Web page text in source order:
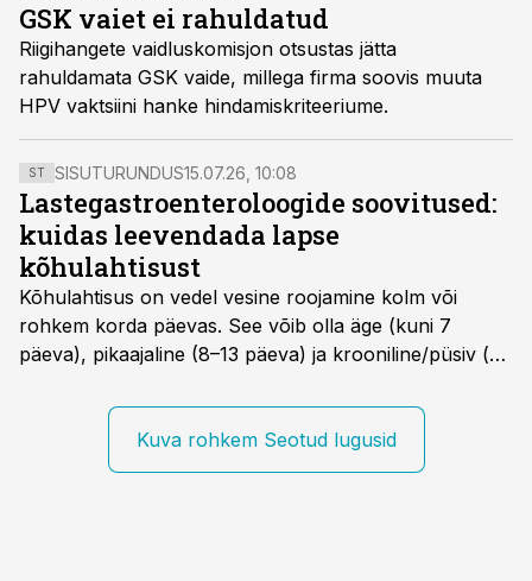
GSK vaiet ei rahuldatud
Riigihangete vaidluskomisjon otsustas jätta
rahuldamata GSK vaide, millega firma soovis muuta
HPV vaktsiini hanke hindamiskriteeriume.
ST SISUTURUNDUS15.07.26, 10:08
Lastegastroenteroloogide soovitused:
kuidas leevendada lapse
kõhulahtisust
Kõhulahtisus on vedel vesine roojamine kolm või
rohkem korda päevas. See võib olla äge (kuni 7
päeva), pikaajaline (8–13 päeva) ja krooniline/püsiv (>
viiruslik ning sellega kaasneb sageli oksendamine ja
kehatemperatuuri tõus.Kuva rohkem Seotud lugusid